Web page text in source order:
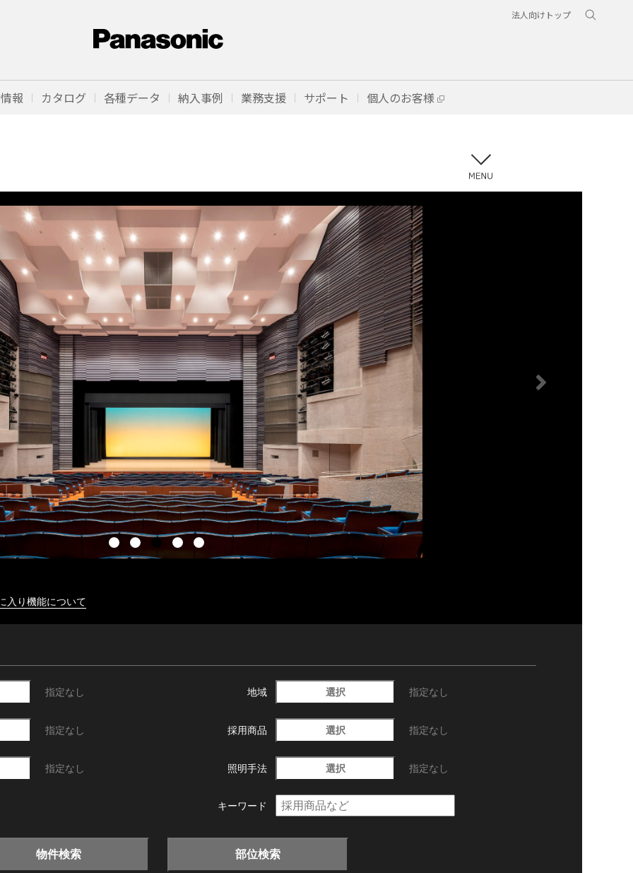
法人向けトップ
報 カタログ 各種データ 納入事例 業務支援 サポート 個人のお客様
入り機能について
指定なし 地域 選択 指定なし
指定なし 採用商品 選択 指定なし
指定なし 照明手法 選択 指定なし
キーワード
物件検索 部位検索